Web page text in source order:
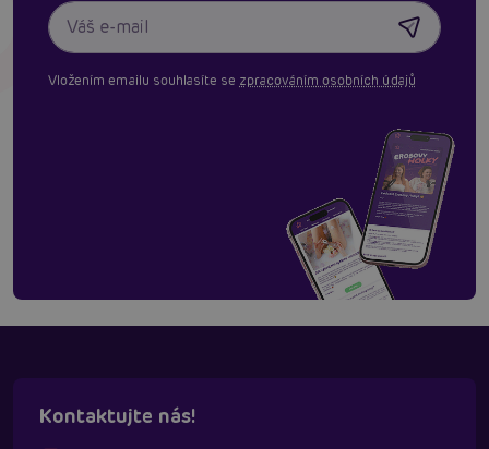
Vložením emailu souhlasíte se zpracováním osobních údajů
Kontaktujte nás!